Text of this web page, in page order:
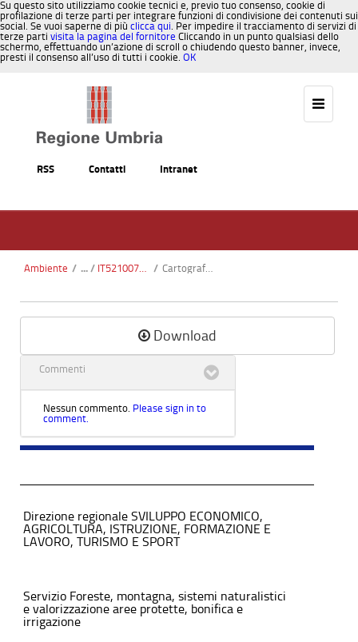
Su questo sito utilizziamo cookie tecnici e, previo tuo consenso, cookie di
profilazione di terze parti per integrare funzioni di condivisione dei contenuti sui
social. Se vuoi saperne di più clicca qui. Per impedire il tracciamento di servizi di
terze parti visita la pagina del fornitore Cliccando in un punto qualsiasi dello
schermo, effettuando un’azione di scroll o chiudendo questo banner, invece,
presti il consenso all’uso di tutti i cookie. OK
RSS Contatti Intranet
Ambiente / IT5210071 - Monti Sibillini / Cartografia habitat3.pdf
Download
Commenti
Nessun commento. Please sign in to
comment.
Direzione regionale SVILUPPO ECONOMICO,
AGRICOLTURA, ISTRUZIONE, FORMAZIONE E
LAVORO, TURISMO E SPORT
Servizio Foreste, montagna, sistemi naturalistici
e valorizzazione aree protette, bonifica e
irrigazione